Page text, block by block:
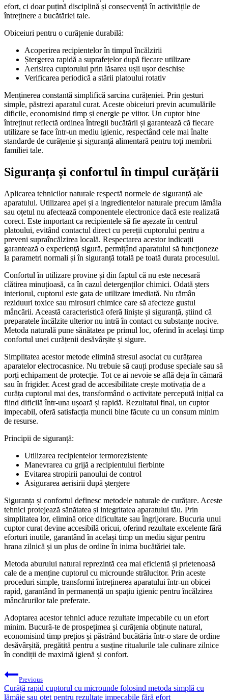
efort, ci doar puțină disciplină și consecvență în activitățile de
întreținere a bucătăriei tale.
Obiceiuri pentru o curățenie durabilă:
Acoperirea recipientelor în timpul încălzirii
Ștergerea rapidă a suprafețelor după fiecare utilizare
Aerisirea cuptorului prin lăsarea ușii ușor deschise
Verificarea periodică a stării platoului rotativ
Menținerea constantă simplifică sarcina curățeniei. Prin gesturi
simple, păstrezi aparatul curat. Aceste obiceiuri previn acumulările
dificile, economisind timp și energie pe viitor. Un cuptor bine
întreținut reflectă ordinea întregii bucătării și garantează că fiecare
utilizare se face într-un mediu igienic, respectând cele mai înalte
standarde de curățenie și siguranță alimentară pentru toți membrii
familiei tale.
Siguranța și confortul în timpul curățării
Aplicarea tehnicilor naturale respectă normele de siguranță ale
aparatului. Utilizarea apei și a ingredientelor naturale precum lămâia
sau oțetul nu afectează componentele electronice dacă este realizată
corect. Este important ca recipientele să fie așezate în centrul
platoului, evitând contactul direct cu pereții cuptorului pentru a
preveni supraîncălzirea locală. Respectarea acestor indicații
garantează o experiență sigură, permițând aparatului să funcționeze
la parametri normali și în siguranță totală pe toată durata procesului.
Confortul în utilizare provine și din faptul că nu este necesară
clătirea minuțioasă, ca în cazul detergenților chimici. Odată șters
interiorul, cuptorul este gata de utilizare imediată. Nu rămân
reziduuri toxice sau mirosuri chimice care să afecteze gustul
mâncării. Această caracteristică oferă liniște și siguranță, știind că
preparatele încălzite ulterior nu intră în contact cu substanțe nocive.
Metoda naturală pune sănătatea pe primul loc, oferind în același timp
confortul unei curățenii desăvârșite și sigure.
Simplitatea acestor metode elimină stresul asociat cu curățarea
aparatelor electrocasnice. Nu trebuie să cauți produse speciale sau să
porți echipament de protecție. Tot ce ai nevoie se află deja în cămară
sau în frigider. Acest grad de accesibilitate crește motivația de a
curăța cuptorul mai des, transformând o activitate percepută inițial ca
fiind dificilă într-una ușoară și rapidă. Rezultatul final, un cuptor
impecabil, oferă satisfacția muncii bine făcute cu un consum minim
de resurse.
Principii de siguranță:
Utilizarea recipientelor termorezistente
Manevrarea cu grijă a recipientului fierbinte
Evitarea stropirii panoului de control
Asigurarea aerisirii după ștergere
Siguranța și confortul definesc metodele naturale de curățare. Aceste
tehnici protejează sănătatea și integritatea aparatului tău. Prin
simplitatea lor, elimină orice dificultate sau îngrijorare. Bucuria unui
cuptor curat devine accesibilă oricui, oferind rezultate excelente fără
eforturi inutile, garantând în același timp un mediu sigur pentru
hrana zilnică și un plus de ordine în inima bucătăriei tale.
Metoda aburului natural reprezintă cea mai eficientă și prietenoasă
cale de a menține cuptorul cu microunde strălucitor. Prin aceste
proceduri simple, transformi întreținerea aparatului într-un obicei
rapid, garantând în permanență un spațiu igienic pentru încălzirea
mâncărurilor tale preferate.
Adoptarea acestor tehnici aduce rezultate impecabile cu un efort
minim. Bucură-te de prospețimea și curățenia obținute natural,
economisind timp prețios și păstrând bucătăria într-o stare de ordine
desăvârșită, pregătită pentru a susține ritualurile tale culinare zilnice
în condiții de maximă igienă și confort.
Post
navigation
Previous
Curăță rapid cuptorul cu microunde folosind metoda simplă cu
lămâie sau oțet pentru rezultate impecabile fără efort